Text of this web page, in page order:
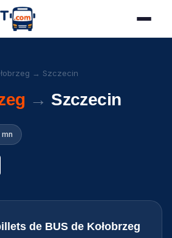
→ Szczecin
→ Szczecin
mn
de BUS de Kołobrzeg